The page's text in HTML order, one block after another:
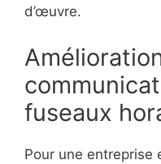
d’œuvre.
fuseaux
Pour une entreprise